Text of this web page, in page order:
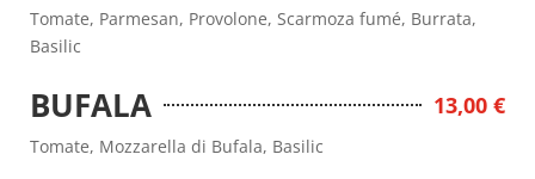
Tomate, Parmesan, Provolone, Scarmoza fumé, Burrata,
Basilic
BUFALA 13,00 €
Tomate, Mozzarella di Bufala, Basilic